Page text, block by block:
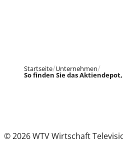
Startseite Unternehmen
So finden Sie das
© 2026 WTV Wirtschaft